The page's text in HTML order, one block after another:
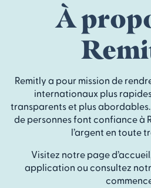
À
Remitly a pour mission de
internationaux plus
transparents et plus abordables.
de personnes font confiance à
l’argent en toute
Visitez notre page
application ou consultez